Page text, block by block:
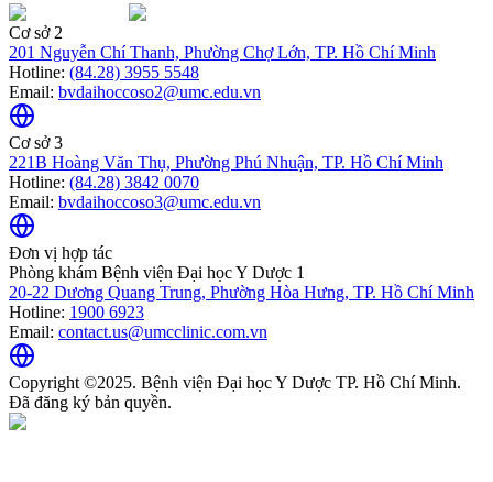
Cơ sở 2
201 Nguyễn Chí Thanh, Phường Chợ Lớn, TP. Hồ Chí Minh
Hotline: (84.28) 3955 5548
Email: bvdaihoccoso2@umc.edu.vn
Cơ sở 3
221B Hoàng Văn Thụ, Phường Phú Nhuận, TP. Hồ Chí Minh
Hotline: (84.28) 3842 0070
Email: bvdaihoccoso3@umc.edu.vn
Đơn vị hợp tác
Phòng khám Bệnh viện Đại học Y Dược 1
20-22 Dương Quang Trung, Phường Hòa Hưng, TP. Hồ Chí Minh
Hotline: 1900 6923
Email: contact.us@umcclinic.com.vn
Copyright ©2025. Bệnh viện Đại học Y Dược TP. Hồ Chí Minh.
Đã đăng ký bản quyền.